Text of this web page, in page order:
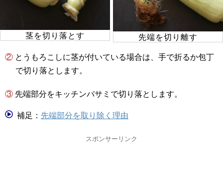
茎を切り落とす 先端を切り離す
② とうもろこしに茎が付いている場合は、手で折るか包丁
で切り落とします。
③ 先端部分をキッチンバサミで切り落とします。
補足： 先端部分を取り除く理由
スポンサーリンク